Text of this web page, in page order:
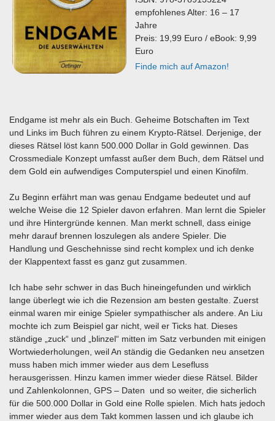
empfohlenes Alter: 16 – 17
Jahre
Preis: 19,99 Euro / eBook: 9,99
Euro
Finde mich auf Amazon!
Endgame ist mehr als ein Buch. Geheime Botschaften im Text
und Links im Buch führen zu einem Krypto-Rätsel. Derjenige, der
dieses Rätsel löst kann 500.000 Dollar in Gold gewinnen. Das
Crossmediale Konzept umfasst außer dem Buch, dem Rätsel und
dem Gold ein aufwendiges Computerspiel und einen Kinofilm.
Zu Beginn erfährt man was genau Endgame bedeutet und auf
welche Weise die 12 Spieler davon erfahren. Man lernt die Spieler
und ihre Hintergründe kennen. Man merkt schnell, dass einige
mehr darauf brennen loszulegen als andere Spieler. Die
Handlung und Geschehnisse sind recht komplex und ich denke
der Klappentext fasst es ganz gut zusammen.
Ich habe sehr schwer in das Buch hineingefunden und wirklich
lange überlegt wie ich die Rezension am besten gestalte. Zuerst
einmal waren mir einige Spieler sympathischer als andere. An Liu
mochte ich zum Beispiel gar nicht, weil er Ticks hat. Dieses
ständige „zuck“ und „blinzel“ mitten im Satz verbunden mit einigen
Wortwiederholungen, weil An ständig die Gedanken neu ansetzen
muss haben mich immer wieder aus dem Lesefluss
herausgerissen. Hinzu kamen immer wieder diese Rätsel. Bilder
und Zahlenkolonnen, GPS – Daten und so weiter, die sicherlich
für die 500.000 Dollar in Gold eine Rolle spielen. Mich hats jedoch
immer wieder aus dem Takt kommen lassen und ich glaube ich